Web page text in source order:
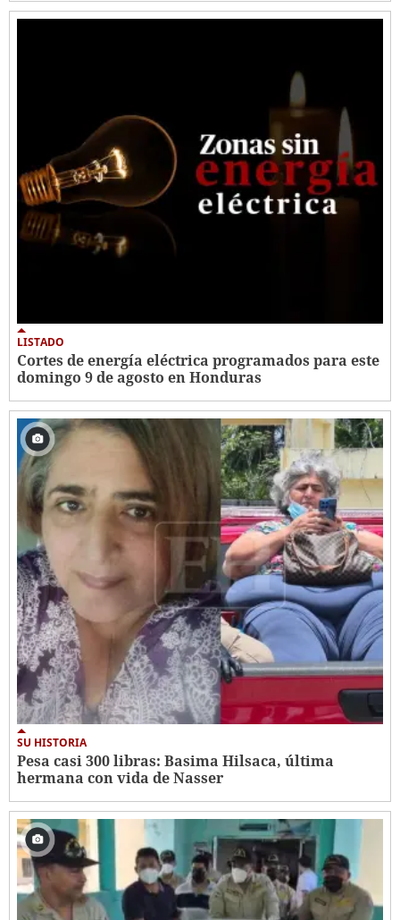
LISTADO
Cortes de energía eléctrica programados para este
domingo 9 de agosto en Honduras
SU HISTORIA
Pesa casi 300 libras: Basima Hilsaca, última
hermana con vida de Nasser